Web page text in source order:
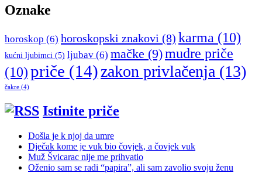
Oznake
horoskop (6) horoskopski znakovi (8) karma (10)
kućni ljubimci (5) ljubav (6) mačke (9)mudre priče
(10)priče (14)zakon privlačenja (13)
čakre (4)
Istinite priče
Došla je k njoj da umre
Dječak kome je vuk bio čovjek, a čovjek vuk
Muž Švicarac nije me prihvatio
Oženio sam se radi “papira”, ali sam zavolio svoju ženu